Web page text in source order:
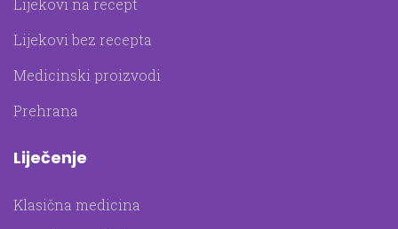
Lijekovi bez recepta
Medicinski proizvodi
Prehrana
Liječenje
Klasična medicina